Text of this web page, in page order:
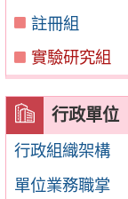
註冊組
實驗研究組
行政單位
行政組織架構
單位業務職掌